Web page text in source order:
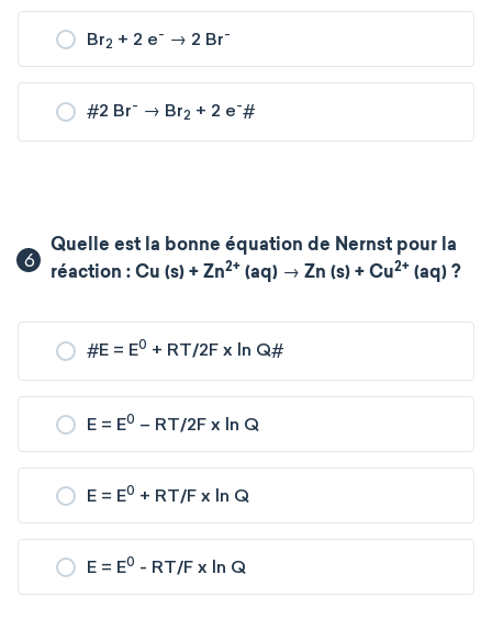
Br2 + 2 e- → 2 Br-
#2 Br- → Br2 + 2 e-#
6
Quelle est la bonne équation de Nernst pour la
réaction : Cu (s) + Zn2+ (aq) → Zn (s) + Cu2+ (aq) ?
#E = E0 + RT/2F x ln Q#
E = E0 – RT/2F x ln Q
E = E0 + RT/F x ln Q
E = E0 - RT/F x ln Q